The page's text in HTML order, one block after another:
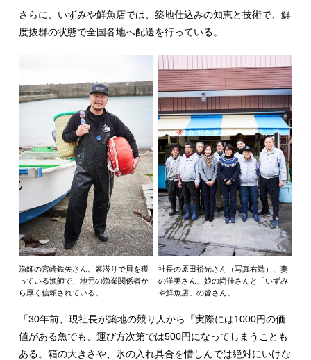
さらに、いずみや鮮魚店では、築地仕込みの知恵と技術で、鮮
度抜群の状態で全国各地へ配送を行っている。
漁師の宮崎鉄矢さん。素潜りで貝を獲
っている漁師で、地元の漁業関係者か
ら厚く信頼されている。
社長の原田裕光さん（写真右端）、妻
の洋美さん、娘の尚佳さんと「いずみ
や鮮魚店」の皆さん。
「30年前、現社長が築地の競り人から『実際には1000円の価
値がある魚でも、運び方次第では500円になってしまうことも
ある。箱の大きさや、氷の入れ具合を惜しんでは絶対にいけな